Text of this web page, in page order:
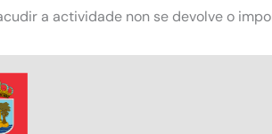
a actividade non se devolve o